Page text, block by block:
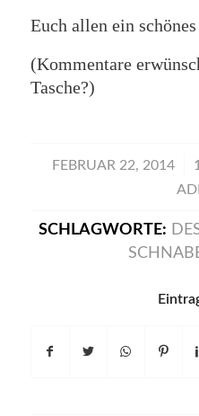
Euch allen ein
(Kommentare
Tasche?)
FEBRUAR 22, 2014
/
SCHLAGWORTE: